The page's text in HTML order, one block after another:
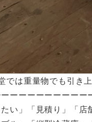
は重量物でも引き
ーーーーーーーーー
い」「見積り」「店